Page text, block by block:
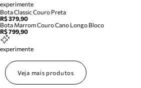
experimente
Bota Classic Couro Preta
R$ 379,90
Bota Marrom Couro Cano Longo Bloco
R$ 799,90
experimente
Veja mais produtos